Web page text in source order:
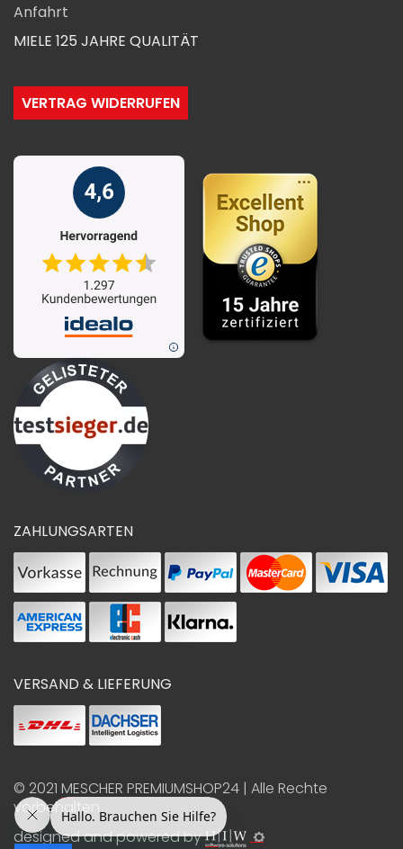
Anfahrt
MIELE 125 JAHRE QUALITÄT
VERTRAG WIDERRUFEN
ZAHLUNGSARTEN
VERSAND & LIEFERUNG
© 2021 MESCHER PREMIUMSHOP24 | Alle Rechte
vorbehalten
designed and powered by